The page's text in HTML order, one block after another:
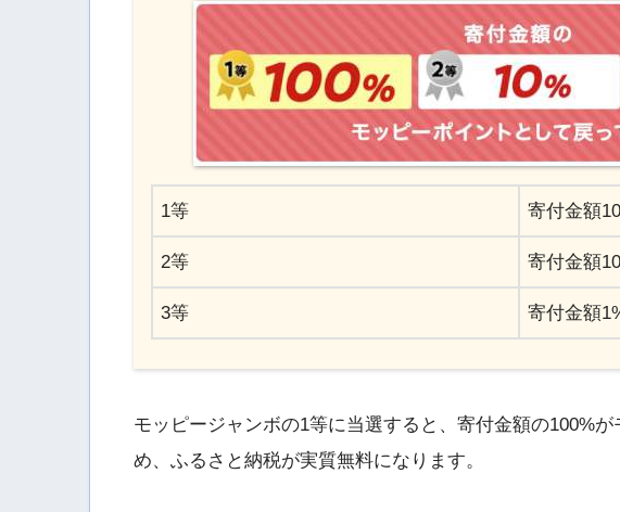
1等 寄付金額
2等 寄付金額
3等 寄付金額
モッピージャンボの1等に当選すると、寄付金額の100%
め、ふるさと納税が実質無料になります。